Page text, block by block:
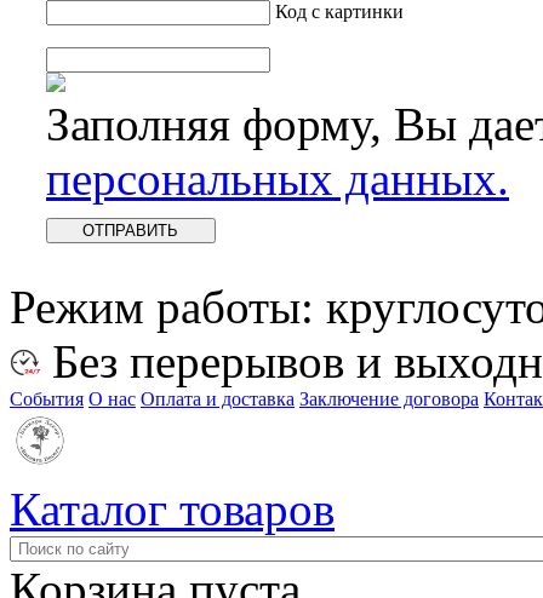
Код с картинки
Заполняя форму, Вы
персональных данных.
Режим работы:
Без перерывов и
События О нас Оплата и доставка Заключение договора
Каталог товаров